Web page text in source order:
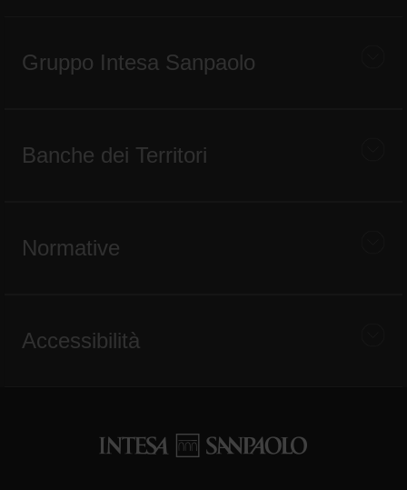
Gruppo Intesa Sanpaolo
Banche dei Territori
Normative
Accessibilità